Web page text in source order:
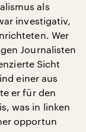
als
investigativ,
Wer
Journalisten
Sicht
einer aus
er für den
was in linken
opportun